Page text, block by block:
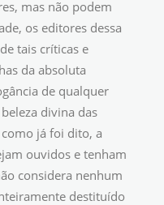
mas não podem
os editores dessa
tais críticas e
da absoluta
de qualquer
divina das
já foi dito, a
ouvidos e tenham
considera nenhum
destituído